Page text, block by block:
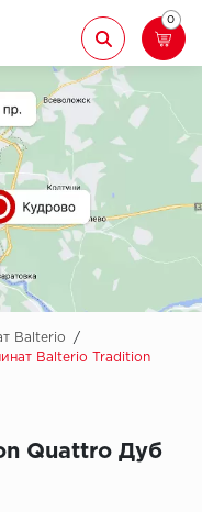
Назад
Aberhof
Adelar
Alfa
AllureFloor
Alpine floor
0
Balterio
/
Balterio Tradition
Quattro Дуб